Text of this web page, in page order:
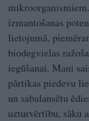
izmantošanas
lietojumā,
biodegvielas
iegūšanai. Mani
pārtikas piedevu
un sabalansētu
uzturvērtību, sāku